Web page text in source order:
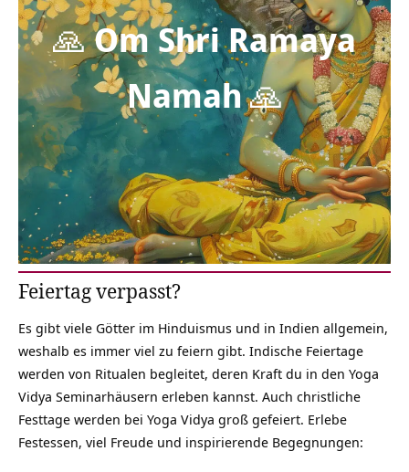
🙏Om Shri Ramaya
Namah🙏
Feiertag verpasst?
Es gibt viele Götter im Hinduismus und in Indien allgemein,
weshalb es immer viel zu feiern gibt. Indische Feiertage
werden von Ritualen begleitet, deren Kraft du in den Yoga
Vidya Seminarhäusern erleben kannst. Auch christliche
Festtage werden bei Yoga Vidya groß gefeiert. Erlebe
Festessen, viel Freude und inspirierende Begegnungen: